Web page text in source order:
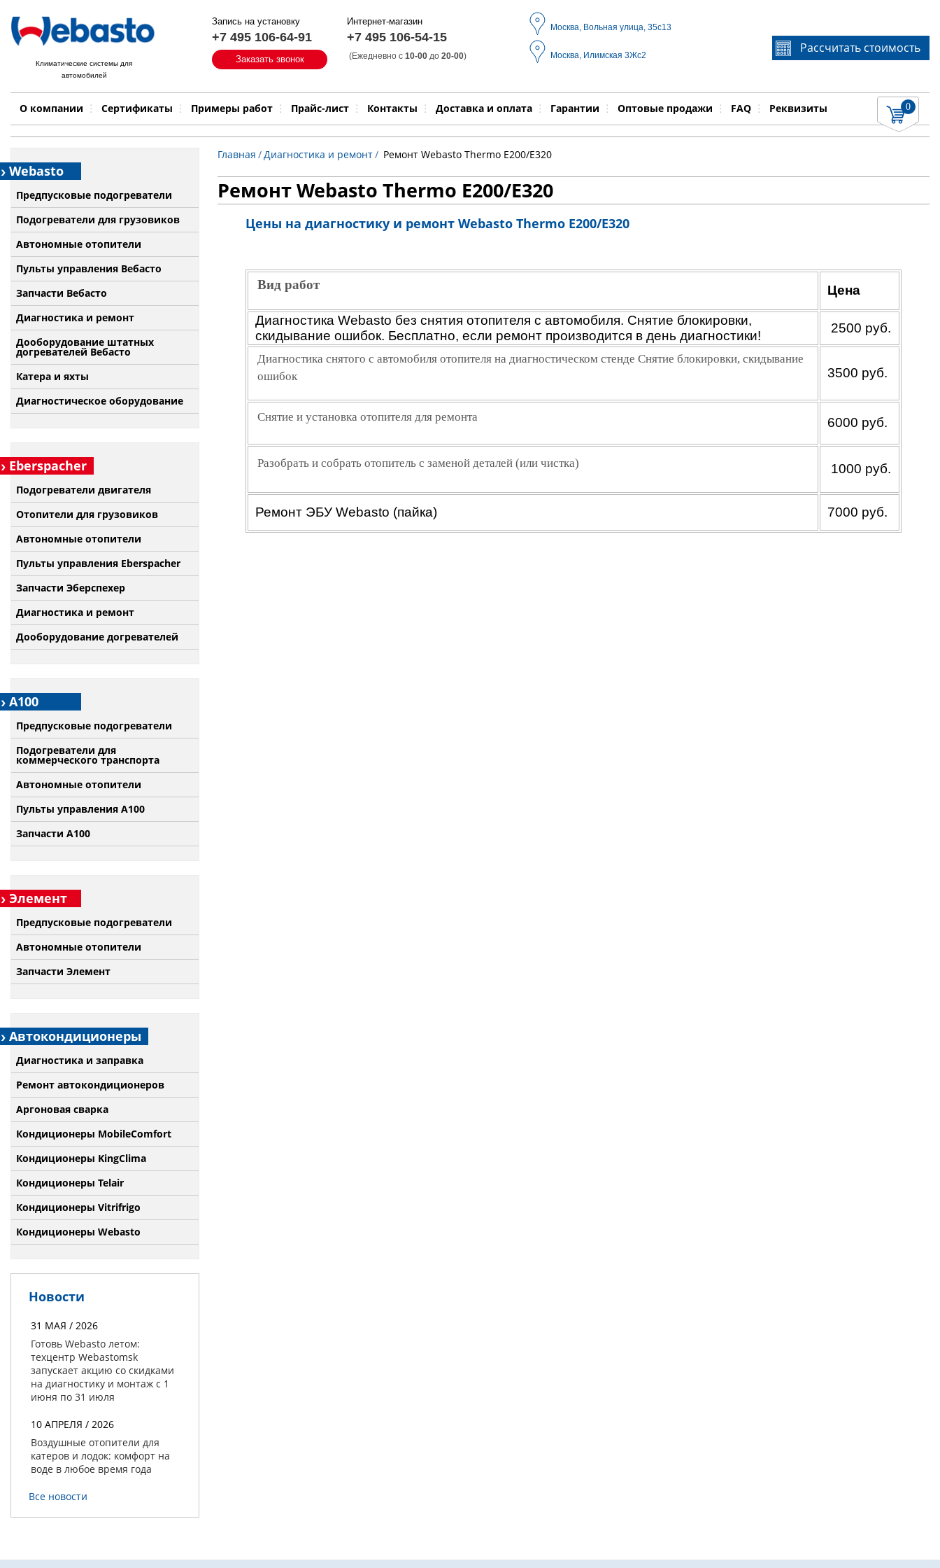
Климатические системы для
автомобилей
Запись на установку
+7 495 106-64-91
Заказать звонок
Интернет-магазин
+7 495 106-54-15
(Ежедневно с 10-00 до 20-00)
Москва, Вольная улица, 35с13
Москва, Илимская 3Жс2
Рассчитать стоимость
О компании Сертификаты Примеры работ Прайс-лист Контакты Доставка и оплата Гарантии Оптовые продажи FAQ Реквизиты 0
Быстрый поиск:
Если Вы не знаете идентификационный номер
запчасти, звоните по телефону+7 495 106-64-91, мы
Примеры работ Бренд Модель Выполняемые работы
Webasto
Предпусковые подогреватели
Подогреватели для грузовиков
Автономные отопители
Пульты управления Вебасто
Запчасти Вебасто
Диагностика и ремонт
Дооборудование штатных
догревателей Вебасто
Катера и яхты
Диагностическое оборудование
Eberspacher
Подогреватели двигателя
Отопители для грузовиков
Автономные отопители
Пульты управления Eberspacher
Запчасти Эберспехер
Диагностика и ремонт
Дооборудование догревателей
А100
Предпусковые подогреватели
Подогреватели для
коммерческого транспорта
Автономные отопители
Пульты управления A100
Запчасти А100
Элемент
Предпусковые подогреватели
Автономные отопители
Запчасти Элемент
Автокондиционеры
Диагностика и заправка
Ремонт автокондиционеров
Аргоновая сварка
Кондиционеры MobileComfort
Кондиционеры KingClima
Кондиционеры Telair
Кондиционеры Vitrifrigo
Кондиционеры Webasto
Новости
31 МАЯ / 2026
Готовь Webasto летом:
техцентр Webastomsk
запускает акцию со скидками
на диагностику и монтаж с 1
июня по 31 июля
10 АПРЕЛЯ / 2026
Воздушные отопители для
катеров и лодок: комфорт на
воде в любое время года
Все новости
Главная /Диагностика и ремонт/ Ремонт Webasto Thermo E200/E320
Ремонт Webasto Thermo E200/E320
Цены на диагностику и ремонт Webasto Thermo E200/E320
Вид работ Цена
Диагностика Webasto без снятия отопителя с автомобиля. Снятие блокировки,
скидывание ошибок. Бесплатно, если ремонт производится в день диагностики!
2500 руб.
Диагностика снятого с автомобиля отопителя на диагностическом стенде Снятие блокировки, скидывание
ошибок
3500 руб.
Снятие и установка отопителя для ремонта 6000 руб.
Разобрать и собрать отопитель с заменой деталей (или чистка) 1000 руб.
Ремонт ЭБУ Webasto (пайка) 7000 руб.